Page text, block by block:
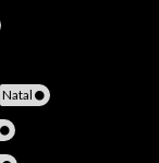
Natal